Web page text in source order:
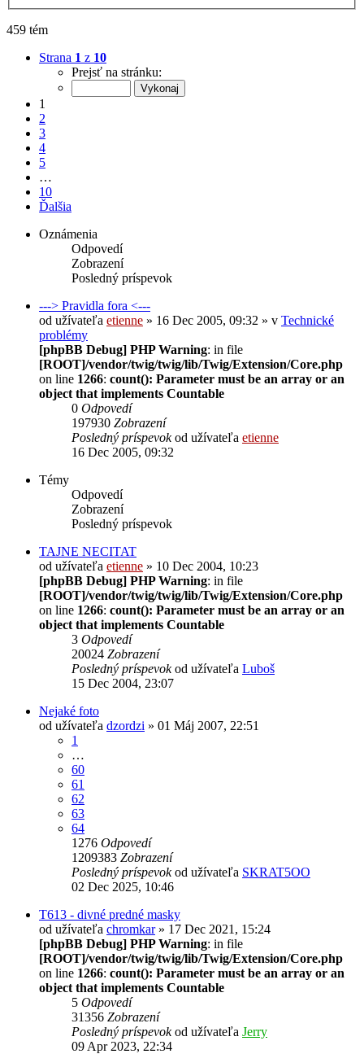
459 tém
Strana 1 z 10
Prejsť na stránku:
1
2
3
4
5
…
10
Ďalšia
Oznámenia
Odpovedí
Zobrazení
Posledný príspevok
---> Pravidla fora <---
od užívateľa etienne » 16 Dec 2005, 09:32 » v Technické
problémy
[phpBB Debug] PHP Warning: in file
[ROOT]/vendor/twig/twig/lib/Twig/Extension/Core.php
on line 1266: count(): Parameter must be an array or an
object that implements Countable
0 Odpovedí
197930 Zobrazení
Posledný príspevokod užívateľa etienne
16 Dec 2005, 09:32
Témy
Odpovedí
Zobrazení
Posledný príspevok
TAJNE NECITAT
od užívateľa etienne » 10 Dec 2004, 10:23
[phpBB Debug] PHP Warning: in file
[ROOT]/vendor/twig/twig/lib/Twig/Extension/Core.php
on line 1266: count(): Parameter must be an array or an
object that implements Countable
3 Odpovedí
20024 Zobrazení
Posledný príspevokod užívateľa Luboš
15 Dec 2004, 23:07
Nejaké foto
od užívateľa dzordzi » 01 Máj 2007, 22:51
1
…
60
61
62
63
64
1276 Odpovedí
1209383 Zobrazení
Posledný príspevokod užívateľa SKRAT5OO
02 Dec 2025, 10:46
T613 - divné predné masky
od užívateľa chromkar» 17 Dec 2021, 15:24
[phpBB Debug] PHP Warning: in file
[ROOT]/vendor/twig/twig/lib/Twig/Extension/Core.php
on line 1266: count(): Parameter must be an array or an
object that implements Countable
5 Odpovedí
31356 Zobrazení
Posledný príspevokod užívateľa Jerry
09 Apr 2023, 22:34